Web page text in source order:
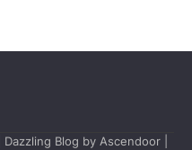
| Dazzling Blog by Ascendoor